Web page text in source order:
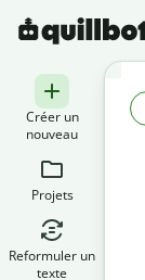
Créer un
nouveau
Projets
Reformuler un
texte